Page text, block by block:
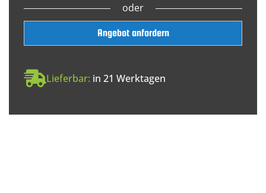
oder
Angebot anfordern
Lieferbar: in 21 Werktagen